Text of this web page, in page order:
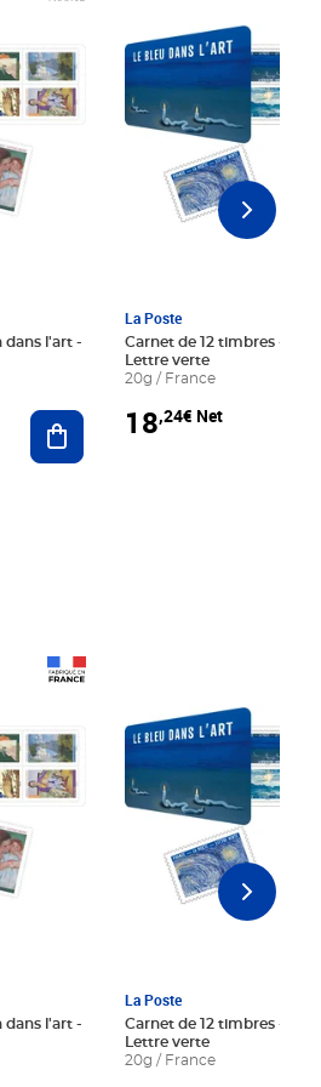
dans l'art -
Ajouter au panier
La Poste
Carnet de 12 timbres - Le
Lettre verte
20g / France
18,24€ Net
dans l'art -
La Poste
Carnet de 12 timbres - Le
Lettre verte
20g / France